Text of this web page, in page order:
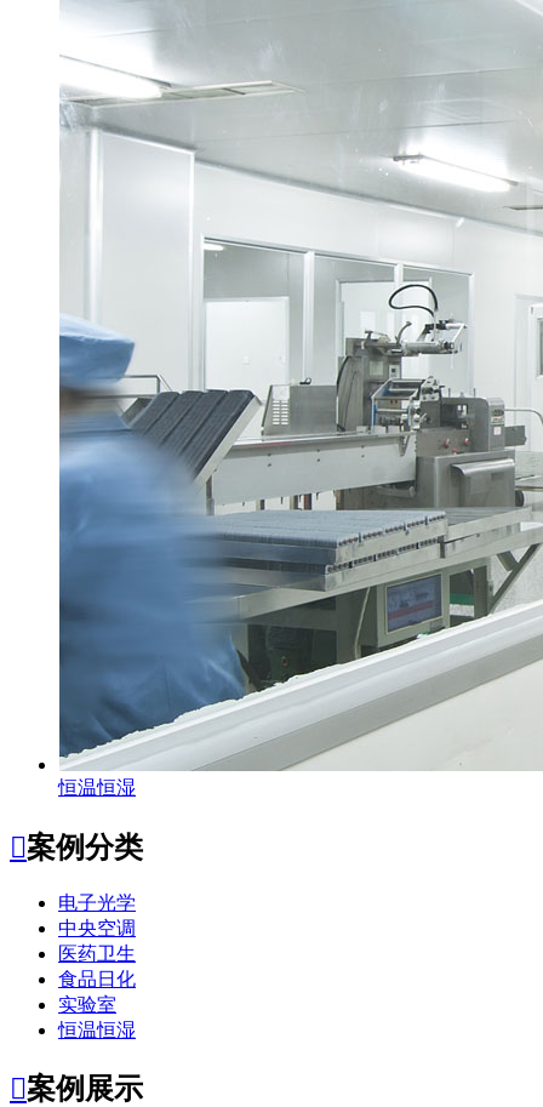
恒温恒湿
案例分类
电子光学
中央空调
医药卫生
食品日化
实验室
恒温恒湿
案例展示